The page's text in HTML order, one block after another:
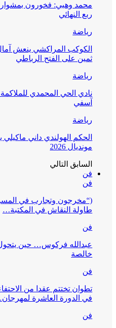
محمد وهبي: فخورون بمشوار
ربع النهائي
رياضة
الكوكب المراكشي ينعش
ثمين على الفتح الرباطي
رياضة
نادي الحي المحمدي
آسفي
رياضة
الحكم الهولندي داني
مونديال 2026
السابق التالي
فن
فن
(“مخرجون وتجارب في
طاولة النقاش في المكتبة…
فن
عبدالله فركوس… حين يتحول
خالصة
فن
تطوان تختتم عقدا من
في الدورة العاشرة
فن